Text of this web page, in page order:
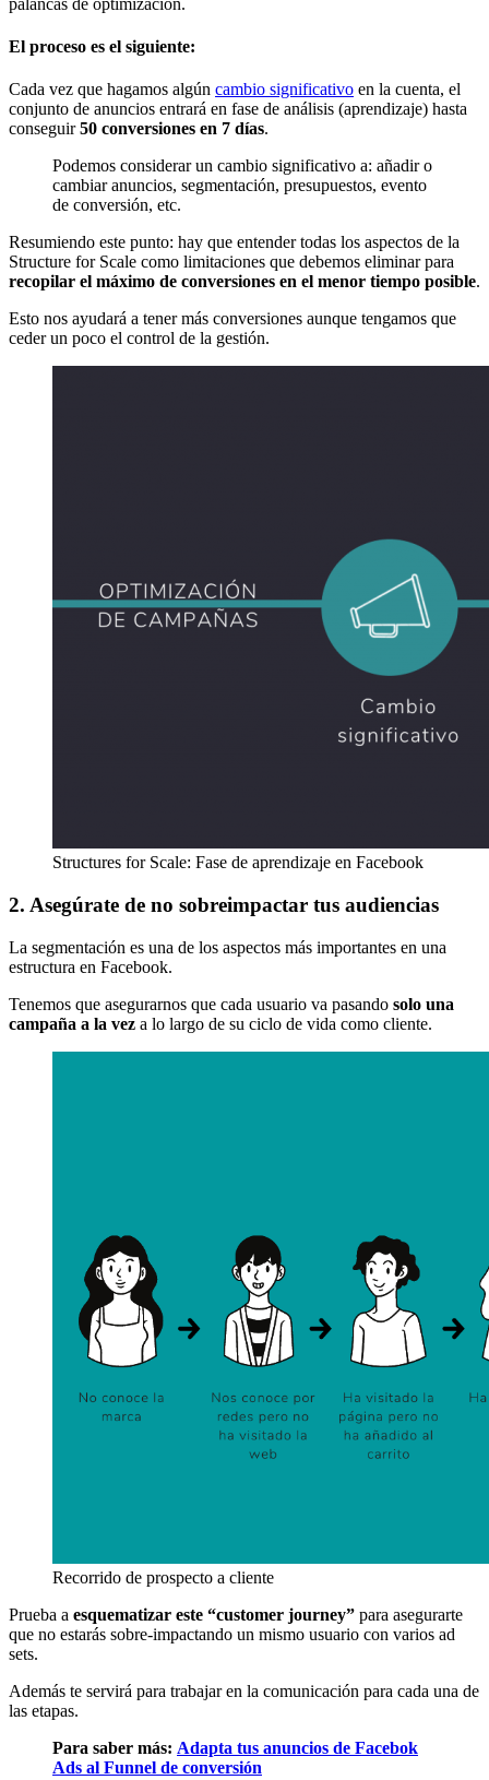
El proceso es el siguiente:
Cada vez que hagamos algún cambio significativo en la cuenta, el
conjunto de anuncios entrará en fase de análisis (aprendizaje) hasta
conseguir50 conversiones en 7 días.
Podemos considerar un cambio significativo a: añadir o
cambiar anuncios, segmentación, presupuestos, evento
de conversión, etc.
Resumiendo este punto: hay que entender todas los aspectos de la
Structure for Scale como limitaciones que debemos eliminar para
recopilar el máximo de conversiones en el menor tiempo posible.
Esto nos ayudará a tener más conversiones aunque tengamos que
ceder un poco el control de la gestión.
Structures for Scale: Fase de aprendizaje en Facebook
2. Asegúrate de no sobreimpactar tus audiencias
La segmentación es una de los aspectos más importantes en una
estructura en Facebook.
Tenemos que asegurarnos que cada usuario va pasando solo una
campaña a la vez a lo largo de su ciclo de vida como cliente.
Recorrido de prospecto a cliente
Prueba a esquematizar este “customer journey” para asegurarte
que no estarás sobre-impactando un mismo usuario con varios ad
sets.
Además te servirá para trabajar en la comunicación para cada una de
las etapas.
Para saber más: Adapta tus anuncios de Facebok
Ads al Funnel de conversión